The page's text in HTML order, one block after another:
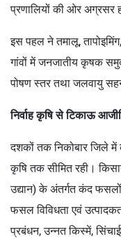
प्रणालियों की ओर अग्रसर
इस पहल ने तमालू,
गांवों में जनजातीय कृषक
पोषण स्तर तथा जलवायु
निर्वाह कृषि से टिकाऊ
दशकों तक निकोबार जिले में
कृषि तक सीमित रही।
उद्यान) के अंतर्गत कंद
फसल विविधता एवं
प्रबंधन, उन्नत किस्में,